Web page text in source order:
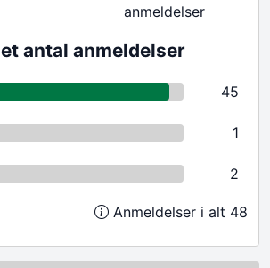
anmeldelser
antal anmeldelser
45
1
2
Anmeldelser i alt 48